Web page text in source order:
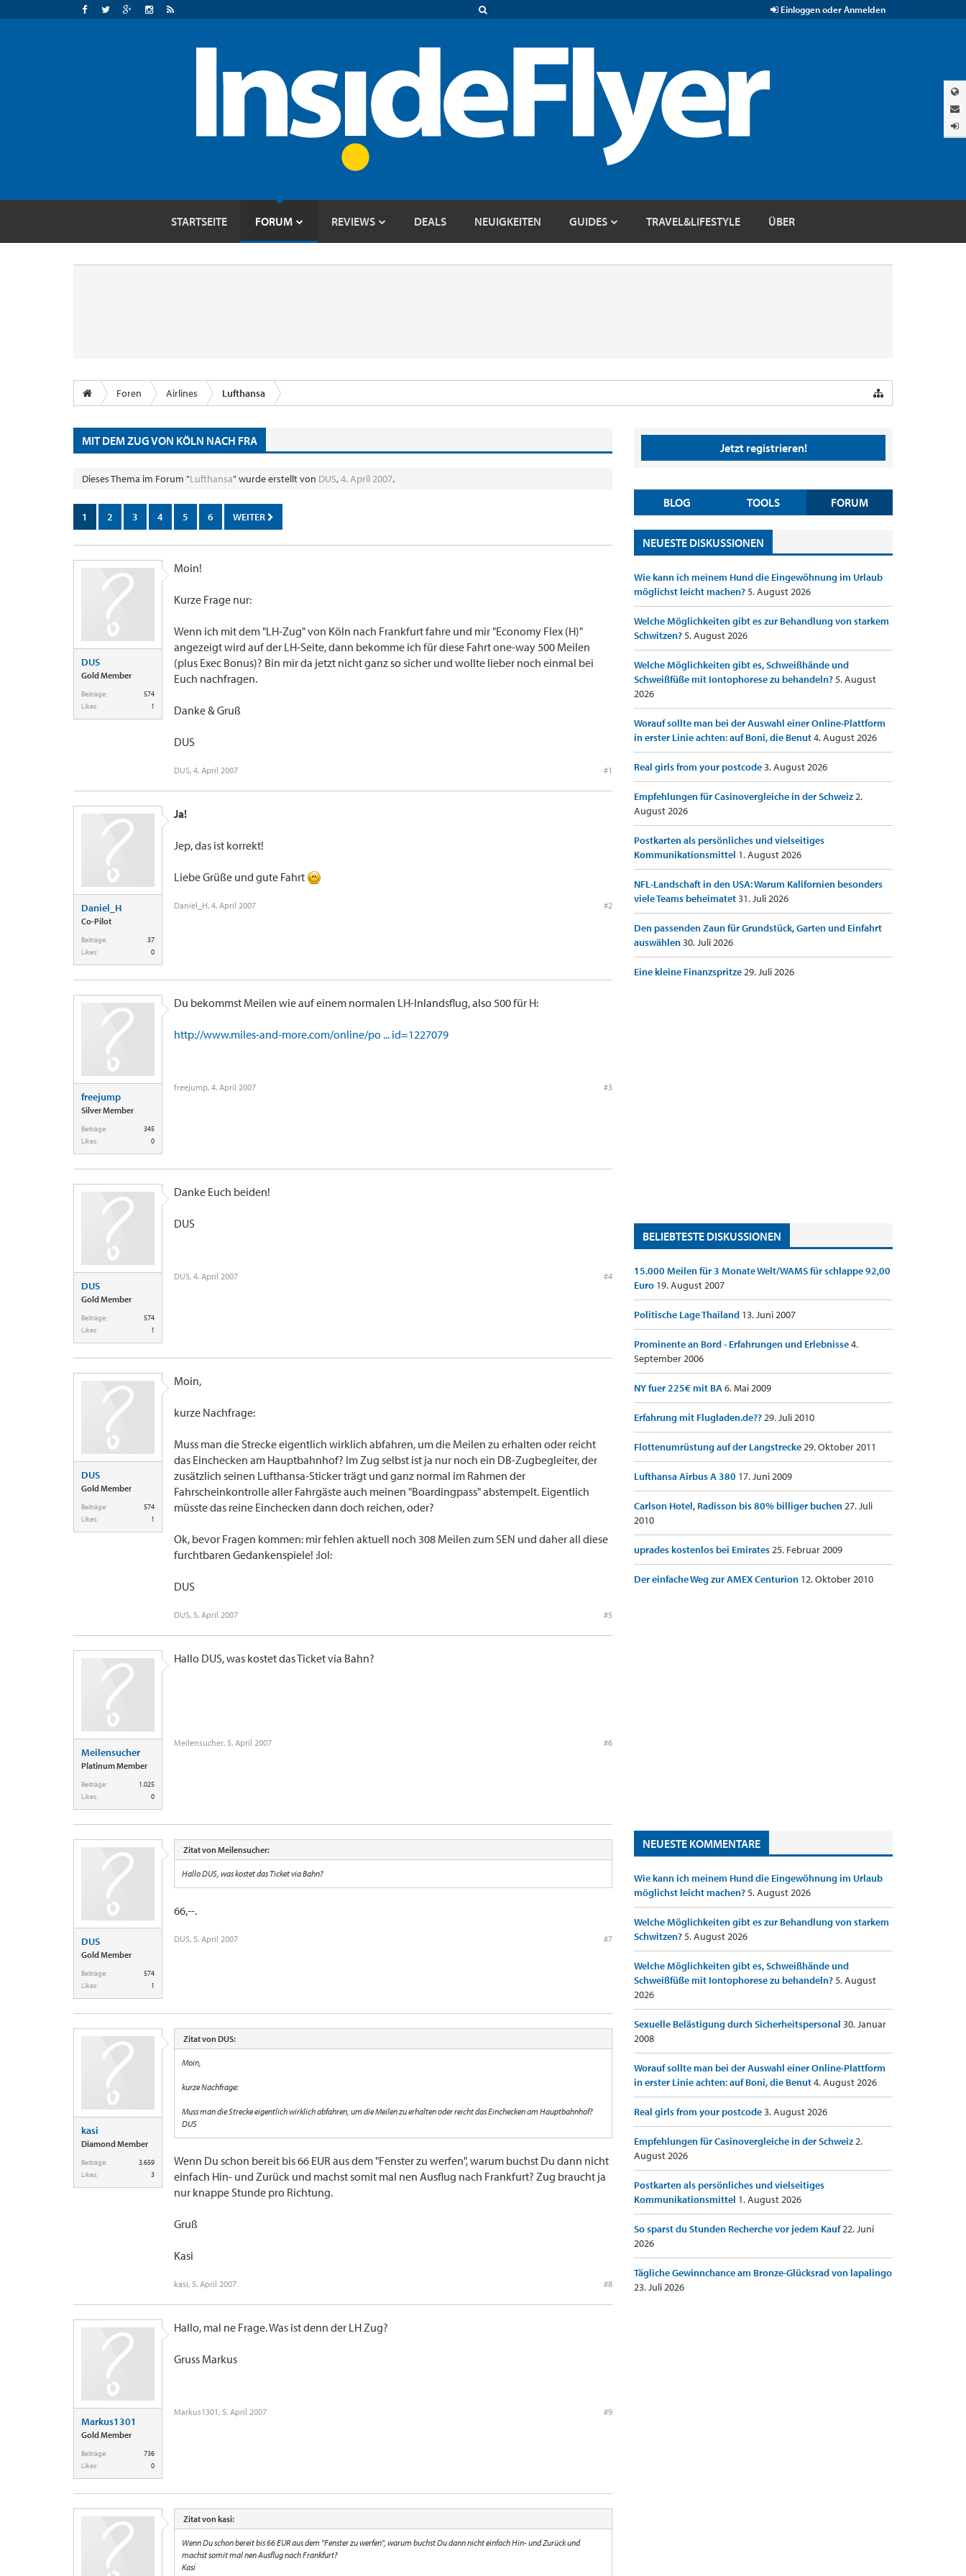
Einloggen oder Anmelden
STARTSEITE FORUM REVIEWS DEALS NEUIGKEITEN GUIDES TRAVEL&LIFESTYLE ÜBER
Foren Airlines Lufthansa
MIT DEM ZUG VON KÖLN NACH FRA
Dieses Thema im Forum "Lufthansa" wurde erstellt von DUS,4. April 2007.
1 2 3 4 5 6 WEITER
DUS
Gold Member
Beiträge:
574
Likes:
1
Moin!
Kurze Frage nur:
Wenn ich mit dem "LH-Zug" von Köln nach Frankfurt fahre und mir "Economy Flex (H)"
angezeigt wird auf der LH-Seite, dann bekomme ich für diese Fahrt one-way 500 Meilen
(plus Exec Bonus)? Bin mir da jetzt nicht ganz so sicher und wollte lieber noch einmal bei
Euch nachfragen.
Danke & Gruß
DUS
DUS, 4. April 2007 #1
Daniel_H
Co-Pilot
Beiträge:
37
Likes:
0
Ja!
Jep, das ist korrekt!
Liebe Grüße und gute Fahrt
Daniel_H, 4. April 2007 #2
freejump
Silver Member
Beiträge:
345
Likes:
0
Du bekommst Meilen wie auf einem normalen LH-Inlandsflug, also 500 für H:
http://www.miles-and-more.com/online/po ... id=1227079
freejump, 4. April 2007 #3
DUS
Gold Member
Beiträge:
574
Likes:
1
Danke Euch beiden!
DUS
DUS, 4. April 2007 #4
DUS
Gold Member
Beiträge:
574
Likes:
1
Moin,
kurze Nachfrage:
Muss man die Strecke eigentlich wirklich abfahren, um die Meilen zu erhalten oder reicht
das Einchecken am Hauptbahnhof? Im Zug selbst ist ja nur noch ein DB-Zugbegleiter, der
zusätzlich seinen Lufthansa-Sticker trägt und ganz normal im Rahmen der
Fahrscheinkontrolle aller Fahrgäste auch meinen "Boardingpass" abstempelt. Eigentlich
müsste das reine Einchecken dann doch reichen, oder?
Ok, bevor Fragen kommen: mir fehlen aktuell noch 308 Meilen zum SEN und daher all diese
furchtbaren Gedankenspiele! :lol:
DUS
DUS, 5. April 2007 #5
Meilensucher
Platinum Member
Beiträge:
1.025
Likes:
0
Hallo DUS, was kostet das Ticket via Bahn?
Meilensucher, 5. April 2007 #6
DUS
Gold Member
Beiträge:
574
Likes:
1
Zitat von Meilensucher:
Hallo DUS, was kostet das Ticket via Bahn?
66,--.
DUS, 5. April 2007 #7
kasi
Diamond Member
Beiträge:
3.659
Likes:
3
Zitat von DUS:
Moin,
kurze Nachfrage:
Muss man die Strecke eigentlich wirklich abfahren, um die Meilen zu erhalten oder reicht das Einchecken am Hauptbahnhof?
DUS
Wenn Du schon bereit bis 66 EUR aus dem "Fenster zu werfen", warum buchst Du dann nicht
einfach Hin- und Zurück und machst somit mal nen Ausflug nach Frankfurt? Zug braucht ja
nur knappe Stunde pro Richtung.
Gruß
Kasi
kasi, 5. April 2007 #8
Markus1301
Gold Member
Beiträge:
736
Likes:
0
Hallo, mal ne Frage. Was ist denn der LH Zug?
Gruss Markus
Markus1301, 5. April 2007 #9
Zitat von kasi:
Wenn Du schon bereit bis 66 EUR aus dem "Fenster zu werfen", warum buchst Du dann nicht einfach Hin- und Zurück und
machst somit mal nen Ausflug nach Frankfurt?
Kasi
Jetzt registrieren!
BLOG TOOLS FORUM
NEUESTE DISKUSSIONEN
Wie kann ich meinem Hund die Eingewöhnung im Urlaub
möglichst leicht machen?5. August 2026
Welche Möglichkeiten gibt es zur Behandlung von starkem
Schwitzen?5. August 2026
Welche Möglichkeiten gibt es, Schweißhände und
Schweißfüße mit Iontophorese zu behandeln?5. August
2026
Worauf sollte man bei der Auswahl einer Online-Plattform
in erster Linie achten: auf Boni, die Benut4. August 2026
Real girls from your postcode3. August 2026
Empfehlungen für Casinovergleiche in der Schweiz2.
August 2026
Postkarten als persönliches und vielseitiges
Kommunikationsmittel 1. August 2026
NFL-Landschaft in den USA: Warum Kalifornien besonders
viele Teams beheimatet31. Juli 2026
Den passenden Zaun für Grundstück, Garten und Einfahrt
auswählen30. Juli 2026
Eine kleine Finanzspritze29. Juli 2026
BELIEBTESTE DISKUSSIONEN
15.000 Meilen für 3 Monate Welt/WAMS für schlappe 92,00
Euro 19. August 2007
Politische Lage Thailand 13. Juni 2007
Prominente an Bord - Erfahrungen und Erlebnisse4.
September 2006
NY fuer 225€ mit BA6. Mai 2009
Erfahrung mit Flugladen.de??29. Juli 2010
Flottenumrüstung auf der Langstrecke29. Oktober 2011
Lufthansa Airbus A 380 17. Juni 2009
Carlson Hotel, Radisson bis 80% billiger buchen27. Juli
2010
uprades kostenlos bei Emirates25. Februar 2009
Der einfache Weg zur AMEX Centurion 12. Oktober 2010
NEUESTE KOMMENTARE
Wie kann ich meinem Hund die Eingewöhnung im Urlaub
möglichst leicht machen?5. August 2026
Welche Möglichkeiten gibt es zur Behandlung von starkem
Schwitzen?5. August 2026
Welche Möglichkeiten gibt es, Schweißhände und
Schweißfüße mit Iontophorese zu behandeln?5. August
2026
Sexuelle Belästigung durch Sicherheitspersonal 30. Januar
2008
Worauf sollte man bei der Auswahl einer Online-Plattform
in erster Linie achten: auf Boni, die Benut4. August 2026
Real girls from your postcode3. August 2026
Empfehlungen für Casinovergleiche in der Schweiz2.
August 2026
Postkarten als persönliches und vielseitiges
Kommunikationsmittel 1. August 2026
So sparst du Stunden Recherche vor jedem Kauf22. Juni
2026
Tägliche Gewinnchance am Bronze-Glücksrad von lapalingo
23. Juli 2026